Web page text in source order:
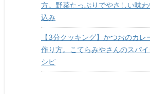
方。野菜たっぷりでやさしい味
込み
【3分クッキング】かつおのカレ
作り方。こてらみやさんのスパ
シピ